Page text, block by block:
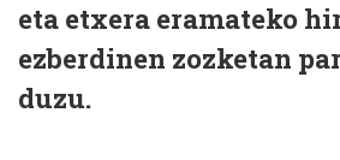
eta etxera eramateko
ezberdinen zozketan
duzu.